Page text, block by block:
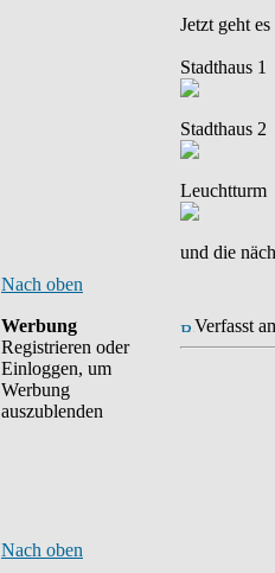
Jetzt geht
Stadthaus 1
Stadthaus 2
Leuchtturm
und die
Nach oben
Werbung
Registrieren oder
Einloggen, um
Werbung
auszublenden
Verfasst
Nach oben